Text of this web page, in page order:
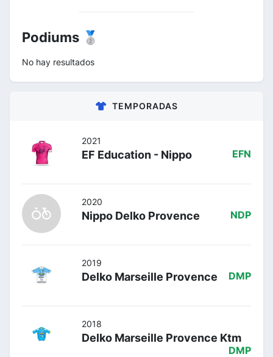
Podiums 🥈
No hay resultados
TEMPORADAS
2021
EF Education - Nippo EFN
2020
Nippo Delko Provence NDP
2019
Delko Marseille Provence DMP
2018
Delko Marseille Provence Ktm
DMP